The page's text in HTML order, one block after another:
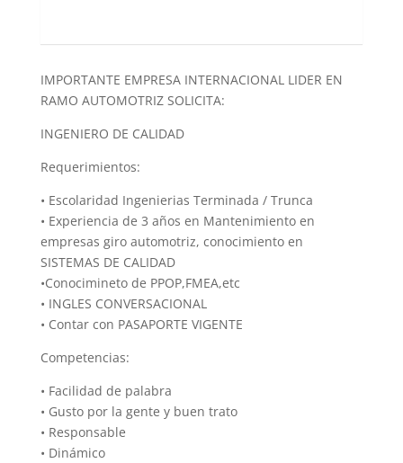
IMPORTANTE EMPRESA INTERNACIONAL LIDER EN
RAMO AUTOMOTRIZ SOLICITA:
INGENIERO DE CALIDAD
Requerimientos:
• Escolaridad Ingenierias Terminada / Trunca
• Experiencia de 3 años en Mantenimiento en
empresas giro automotriz, conocimiento en
SISTEMAS DE CALIDAD
•Conocimineto de PPOP,FMEA,etc
• INGLES CONVERSACIONAL
• Contar con PASAPORTE VIGENTE
Competencias:
• Facilidad de palabra
• Gusto por la gente y buen trato
• Responsable
• Dinámico